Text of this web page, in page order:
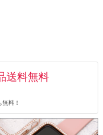
送料無料
料！